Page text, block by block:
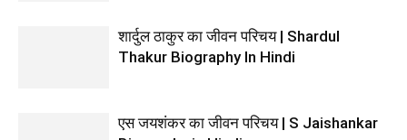
शार्दुल ठाकुर का जीवन परिचय | Shardul
Thakur Biography In Hindi
एस जयशंकर का जीवन परिचय | S Jaishankar